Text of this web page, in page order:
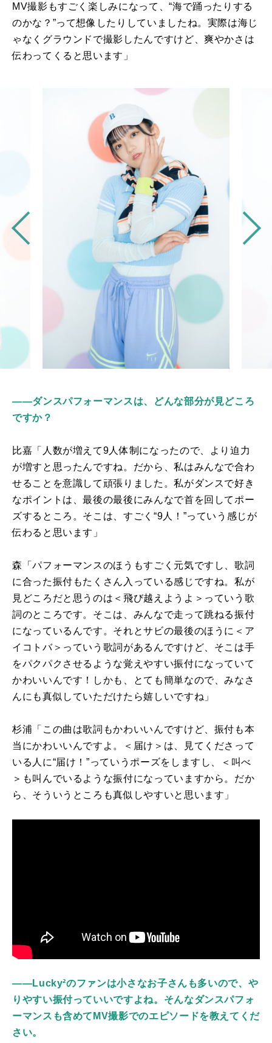
MV撮影もすごく楽しみになって、“海で踊ったりする
のかな？”って想像したりしていましたね。実際は海じ
ゃなくグラウンドで撮影したんですけど、爽やかさは
伝わってくると思います」
――ダンスパフォーマンスは、どんな部分が見どころ
ですか？
比嘉「人数が増えて9人体制になったので、より迫力
が増すと思ったんですね。だから、私はみんなで合わ
せることを意識して頑張りました。私がダンスで好き
なポイントは、最後の最後にみんなで首を回してポー
ズするところ。そこは、すごく“9人！”っていう感じが
伝わると思います」
森「パフォーマンスのほうもすごく元気ですし、歌詞
に合った振付もたくさん入っている感じですね。私が
見どころだと思うのは＜飛び越えようよ＞っていう歌
詞のところです。そこは、みんなで走って跳ねる振付
になっているんです。それとサビの最後のほうに＜ア
イコトバ＞っていう歌詞があるんですけど、そこは手
をパクパクさせるような覚えやすい振付になっていて
かわいいんです！しかも、とても簡単なので、みなさ
んにも真似していただけたら嬉しいですね」
杉浦「この曲は歌詞もかわいいんですけど、振付も本
当にかわいいんですよ。＜届け＞は、見てくださって
いる人に“届け！”っていうポーズをしますし、＜叫べ
＞も叫んでいるような振付になっていますから。だか
ら、そういうところも真似しやすいと思います」
――Lucky²のファンは小さなお子さんも多いので、や
りやすい振付っていいですよね。そんなダンスパフォ
ーマンスも含めてMV撮影でのエピソードを教えてくだ
さい。